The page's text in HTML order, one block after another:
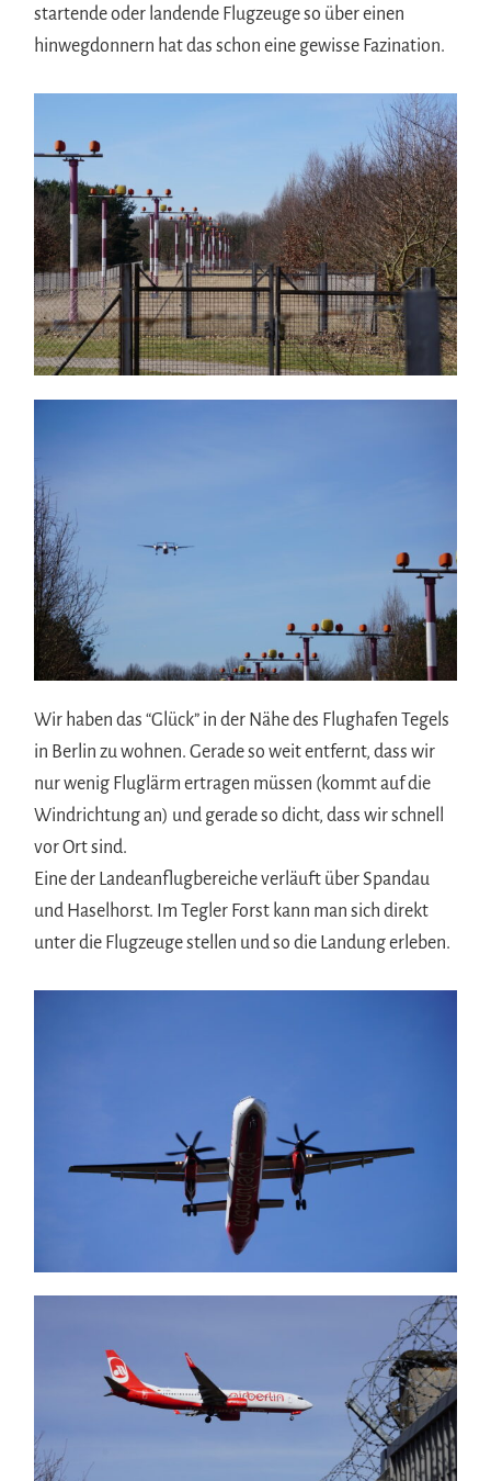
startende oder landende Flugzeuge so über einen
hinwegdonnern hat das schon eine gewisse Fazination.
Wir haben das “Glück” in der Nähe des Flughafen Tegels
in Berlin zu wohnen. Gerade so weit entfernt, dass wir
nur wenig Fluglärm ertragen müssen (kommt auf die
Windrichtung an) und gerade so dicht, dass wir schnell
vor Ort sind.
Eine der Landeanflugbereiche verläuft über Spandau
und Haselhorst. Im Tegler Forst kann man sich direkt
unter die Flugzeuge stellen und so die Landung erleben.